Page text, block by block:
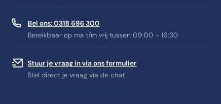
Bel ons: 0318 696 300
Bereikbaar op ma t/m vrij tussen 09:00 - 16:30
Stuur je vraag in via ons formulier
Stel direct je vraag via de chat